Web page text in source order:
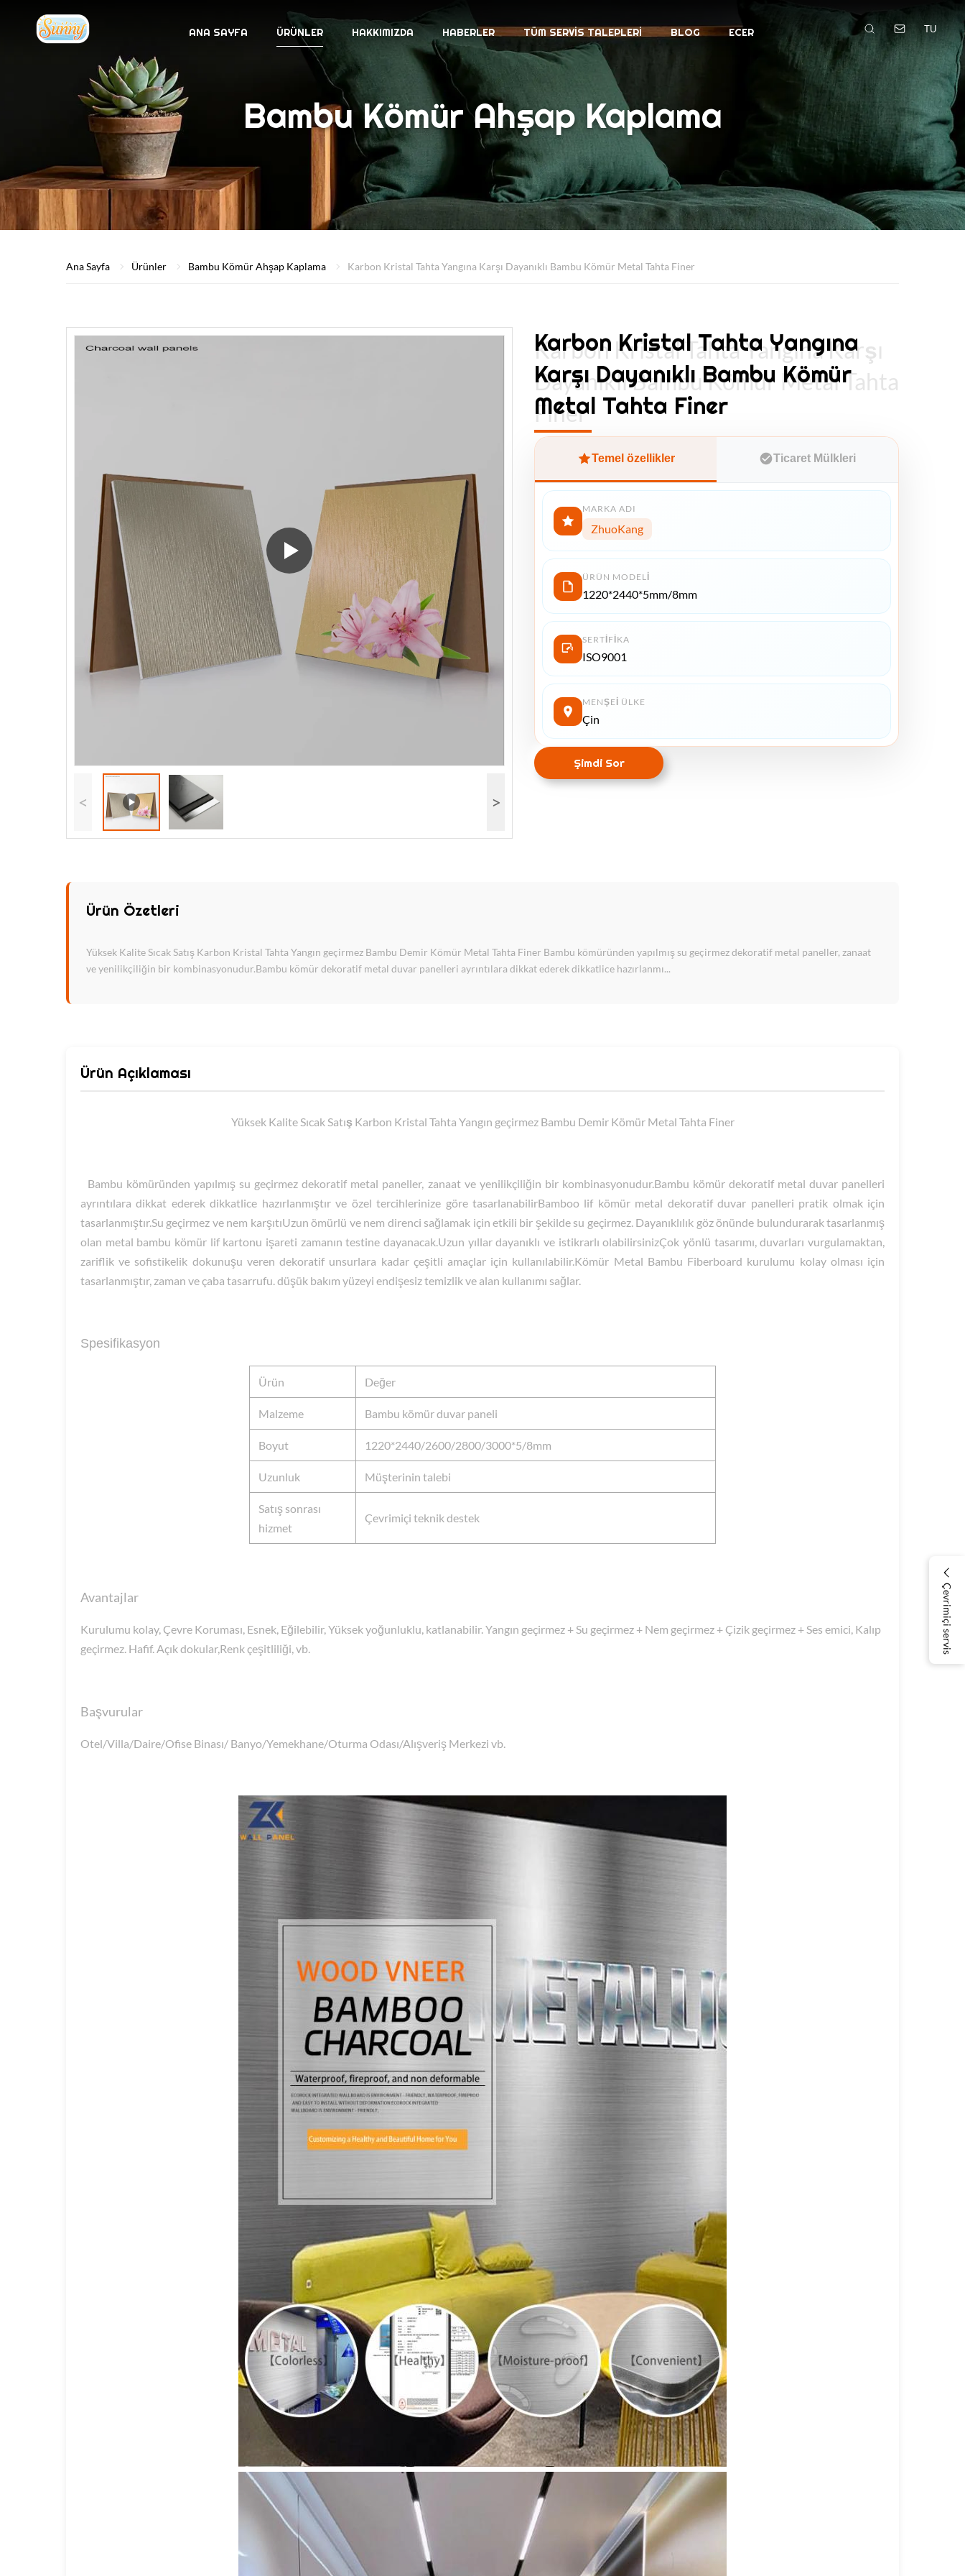
Çevrimiçi servis
ANA SAYFA ÜRÜNLER HAKKIMIZDA HABERLER TÜM SERVIS TALEPLERI BLOG ECER TU
Bambu Kömür Ahşap Kaplama
Ana Sayfa Ürünler Bambu Kömür Ahşap Kaplama Karbon Kristal Tahta Yangına Karşı Dayanıklı Bambu Kömür Metal Tahta Finer
< >
Karbon Kristal Tahta Yangına
Karşı Dayanıklı Bambu Kömür
Metal Tahta Finer
Karbon Kristal Tahta Yangına Karşı
Dayanıklı Bambu Kömür Metal Tahta
Finer
Temel özellikler Ticaret Mülkleri
MARKA ADI
ZhuoKang
ÜRÜN MODELI
1220*2440*5mm/8mm
SERTIFIKA
ISO9001
MENŞEI ÜLKE
Çin
Şimdi Sor
Ürün Özetleri
Yüksek Kalite Sıcak Satış Karbon Kristal Tahta Yangın geçirmez Bambu Demir Kömür Metal Tahta Finer Bambu kömüründen yapılmış su geçirmez dekoratif metal paneller, zanaat
ve yenilikçiliğin bir kombinasyonudur.Bambu kömür dekoratif metal duvar panelleri ayrıntılara dikkat ederek dikkatlice hazırlanmı...
Ürün Açıklaması
Yüksek Kalite Sıcak Satış Karbon Kristal Tahta Yangın geçirmez Bambu Demir Kömür Metal Tahta Finer
Bambu kömüründen yapılmış su geçirmez dekoratif metal paneller, zanaat ve yenilikçiliğin bir kombinasyonudur.Bambu kömür dekoratif metal duvar panelleri
ayrıntılara dikkat ederek dikkatlice hazırlanmıştır ve özel tercihlerinize göre tasarlanabilirBamboo lif kömür metal dekoratif duvar panelleri pratik olmak için
tasarlanmıştır.Su geçirmez ve nem karşıtıUzun ömürlü ve nem direnci sağlamak için etkili bir şekilde su geçirmez. Dayanıklılık göz önünde bulundurarak tasarlanmış
olan metal bambu kömür lif kartonu işareti zamanın testine dayanacak.Uzun yıllar dayanıklı ve istikrarlı olabilirsinizÇok yönlü tasarımı, duvarları vurgulamaktan,
zariflik ve sofistikelik dokunuşu veren dekoratif unsurlara kadar çeşitli amaçlar için kullanılabilir.Kömür Metal Bambu Fiberboard kurulumu kolay olması için
tasarlanmıştır, zaman ve çaba tasarrufu. düşük bakım yüzeyi endişesiz temizlik ve alan kullanımı sağlar.
Spesifikasyon
Ürün Değer
Malzeme Bambu kömür duvar paneli
Boyut 1220*2440/2600/2800/3000*5/8mm
Uzunluk Müşterinin talebi
Satış sonrası
hizmet
Çevrimiçi teknik destek
Avantajlar
Kurulumu kolay, Çevre Koruması, Esnek, Eğilebilir, Yüksek yoğunluklu, katlanabilir. Yangın geçirmez + Su geçirmez + Nem geçirmez + Çizik geçirmez + Ses emici, Kalıp
geçirmez. Hafif. Açık dokular,Renk çeşitliliği, vb.
Başvurular
Otel/Villa/Daire/Ofise Binası/ Banyo/Yemekhane/Oturma Odası/Alışveriş Merkezi vb.